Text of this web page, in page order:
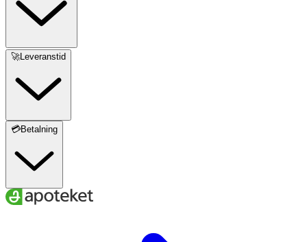
🚀Leveranstid
💳Betalning